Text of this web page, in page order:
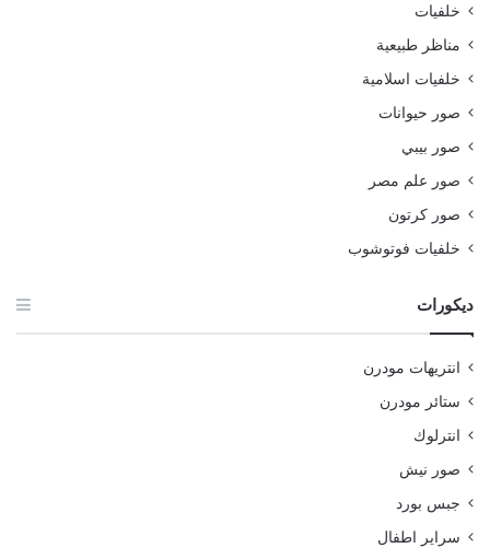
خلفيات
مناظر طبيعية
خلفيات اسلامية
صور حيوانات
صور بيبي
صور علم مصر
صور كرتون
خلفيات فوتوشوب
ديكورات
انتريهات مودرن
ستائر مودرن
انترلوك
صور نيش
جبس بورد
سراير اطفال